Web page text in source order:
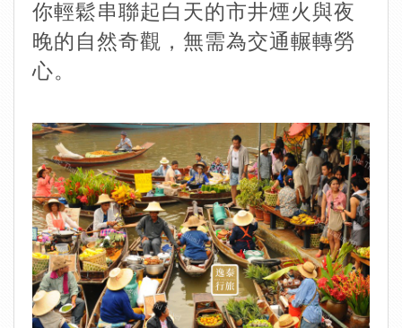
你輕鬆串聯起白天的市井煙火與夜
晚的自然奇觀，無需為交通輾轉勞
心。